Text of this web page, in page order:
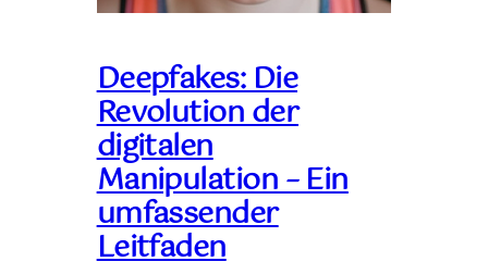
Deepfakes: Die
Revolution der
digitalen
Manipulation – Ein
umfassender
Leitfaden